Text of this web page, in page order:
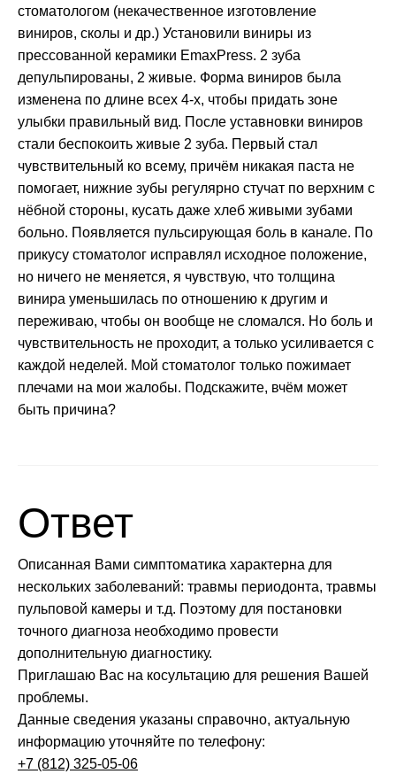
стоматологом (некачественное изготовление
виниров, сколы и др.) Установили виниры из
прессованной керамики EmaxPress. 2 зуба
депульпированы, 2 живые. Форма виниров была
изменена по длине всех 4-х, чтобы придать зоне
улыбки правильный вид. После уставновки виниров
стали беспокоить живые 2 зуба. Первый стал
чувствительный ко всему, причём никакая паста не
помогает, нижние зубы регулярно стучат по верхним с
нёбной стороны, кусать даже хлеб живыми зубами
больно. Появляется пульсирующая боль в канале. По
прикусу стоматолог исправлял исходное положение,
но ничего не меняется, я чувствую, что толщина
винира уменьшилась по отношению к другим и
переживаю, чтобы он вообще не сломался. Но боль и
чувствительность не проходит, а только усиливается с
каждой неделей. Мой стоматолог только пожимает
плечами на мои жалобы. Подскажите, вчём может
быть причина?
Ответ
Описанная Вами симптоматика характерна для
нескольких заболеваний: травмы периодонта, травмы
пульповой камеры и т.д. Поэтому для постановки
точного диагноза необходимо провести
дополнительную диагностику.
Приглашаю Вас на косультацию для решения Вашей
проблемы.
Данные сведения указаны справочно, актуальную
информацию уточняйте по телефону:
+7 (812) 325-05-06